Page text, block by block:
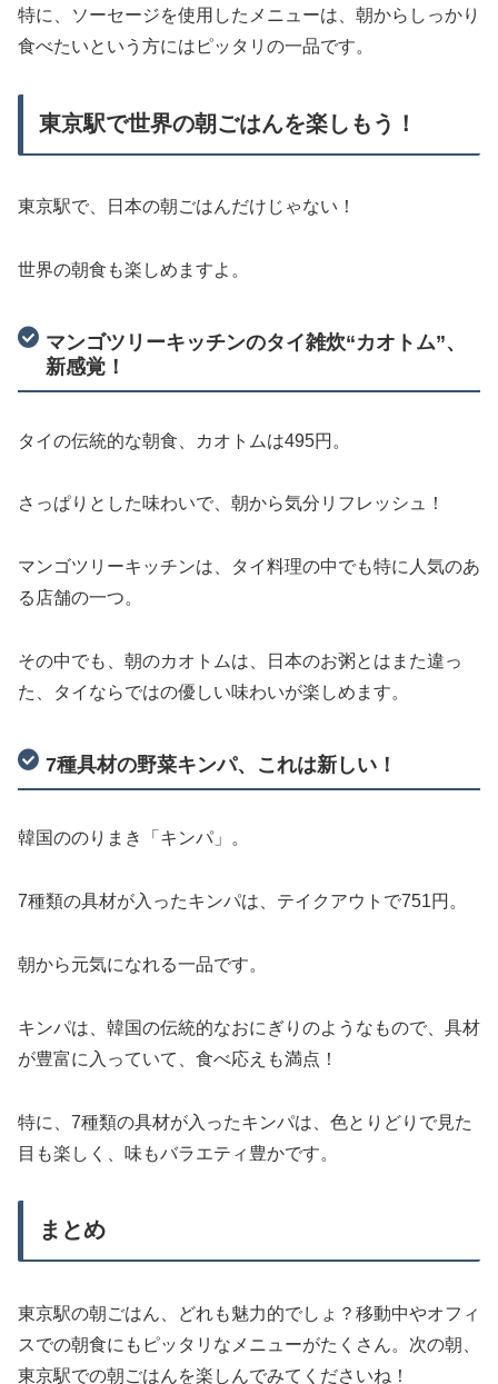
特に、ソーセージを使用したメニューは、朝からしっかり
食べたいという方にはピッタリの一品です。
東京駅で世界の朝ごはんを楽しもう！
東京駅で、日本の朝ごはんだけじゃない！
世界の朝食も楽しめますよ。
マンゴツリーキッチンのタイ雑炊“カオトム”、
新感覚！
タイの伝統的な朝食、カオトムは495円。
さっぱりとした味わいで、朝から気分リフレッシュ！
マンゴツリーキッチンは、タイ料理の中でも特に人気のあ
る店舗の一つ。
その中でも、朝のカオトムは、日本のお粥とはまた違っ
た、タイならではの優しい味わいが楽しめます。
7種具材の野菜キンパ、これは新しい！
韓国ののりまき「キンパ」。
7種類の具材が入ったキンパは、テイクアウトで751円。
朝から元気になれる一品です。
キンパは、韓国の伝統的なおにぎりのようなもので、具材
が豊富に入っていて、食べ応えも満点！
特に、7種類の具材が入ったキンパは、色とりどりで見た
目も楽しく、味もバラエティ豊かです。
まとめ
東京駅の朝ごはん、どれも魅力的でしょ？移動中やオフィ
スでの朝食にもピッタリなメニューがたくさん。次の朝、
東京駅での朝ごはんを楽しんでみてくださいね！